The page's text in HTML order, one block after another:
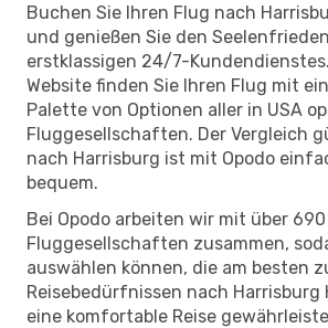
Buchen Sie Ihren Flug nach
und genießen Sie den
erstklassigen 24/7-
Website finden Sie Ihren Flug mit
Palette von Optionen aller in USA
Fluggesellschaften. Der Vergleich
nach Harrisburg ist mit Opodo
bequem.
Bei Opodo arbeiten wir mit über 690
Fluggesellschaften zusammen,
auswählen können, die am besten
Reisebedürfnissen nach Harrisburg
eine komfortable Reise